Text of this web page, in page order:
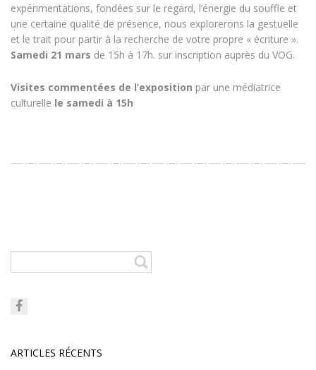
expérimentations, fondées sur le regard, l’énergie du souffle et
une certaine qualité de présence, nous explorerons la gestuelle
et le trait pour partir à la recherche de votre propre « écriture ».
Samedi 21 mars de 15h à 17h. sur inscription auprès du VOG.
Visites commentées de l’exposition par une médiatrice
culturelle le samedi à 15h
ARTICLES RÉCENTS